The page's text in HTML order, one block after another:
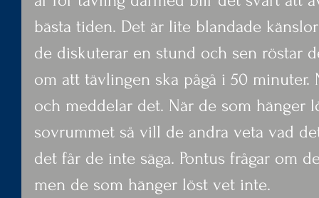
bästa tiden. Det är lite blandade
de diskuterar en stund och sen röstar
om att tävlingen ska pågå i 50
och meddelar det. När de som hänger
sovrummet så vill de andra veta vad
det får de inte säga. Pontus frågar om
men de som hänger löst vet inte.